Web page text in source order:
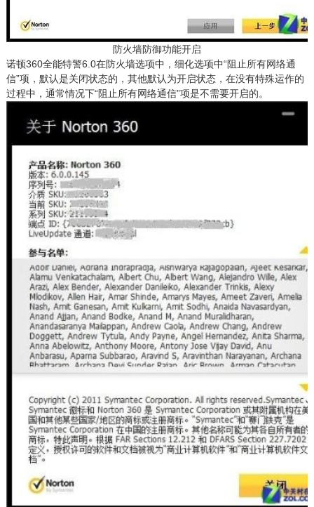
防火墙防御功能开启
诺顿360全能特警6.0在防火墙选项中，细化选项中“阻止所有网络通
信”项，默认是关闭状态的，其他默认为开启状态，在没有特殊运作的
过程中，通常情况下“阻止所有网络通信”项是不需要开启的。